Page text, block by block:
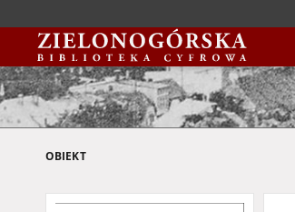
OBIEKT